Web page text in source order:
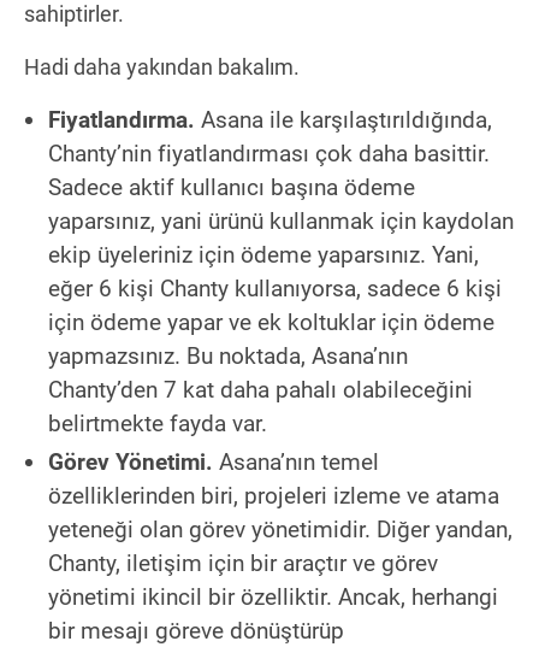
sahiptirler.
Hadi daha yakından bakalım.
Fiyatlandırma. Asana ile karşılaştırıldığında,
Chanty’nin fiyatlandırması çok daha basittir.
Sadece aktif kullanıcı başına ödeme
yaparsınız, yani ürünü kullanmak için kaydolan
ekip üyeleriniz için ödeme yaparsınız. Yani,
eğer 6 kişi Chanty kullanıyorsa, sadece 6 kişi
için ödeme yapar ve ek koltuklar için ödeme
yapmazsınız. Bu noktada, Asana’nın
Chanty’den 7 kat daha pahalı olabileceğini
belirtmekte fayda var.
Görev Yönetimi. Asana’nın temel
özelliklerinden biri, projeleri izleme ve atama
yeteneği olan görev yönetimidir. Diğer yandan,
Chanty, iletişim için bir araçtır ve görev
yönetimi ikincil bir özelliktir. Ancak, herhangi
bir mesajı göreve dönüştürüp